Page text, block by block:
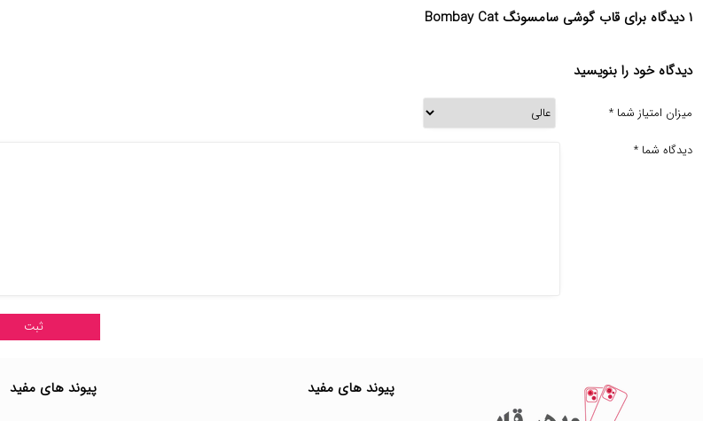
۱ دیدگاه برای قاب گوشی سامسونگ Bombay Cat
دیدگاه خود را بنویسید
میزان امتیاز شما *
دیدگاه شما *
پیوند های مفید پیوند های مفید